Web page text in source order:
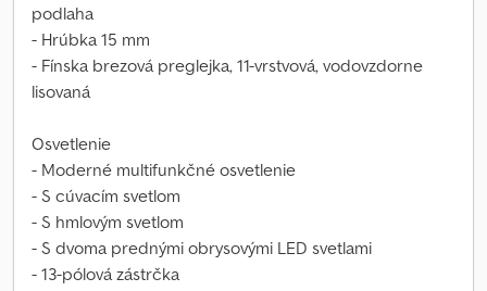
podlaha
- Hrúbka 15 mm
- Fínska brezová preglejka, 11-vrstvová, vodovzdorne
lisovaná
Osvetlenie
- Moderné multifunkčné osvetlenie
- S cúvacím svetlom
- S hmlovým svetlom
- S dvoma prednými obrysovými LED svetlami
- 13-pólová zástrčka